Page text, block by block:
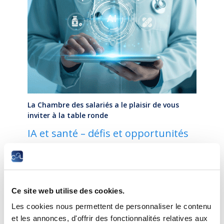
Ce site web utilise des cookies.
Les cookies nous permettent de personnaliser le contenu
et les annonces, d'offrir des fonctionnalités relatives aux
La Chambre des salariés a le plaisir de vous
inviter à la table ronde
IA et santé – défis et opportunités
Lieu :Chambre des salariés, 2-4 rue Pierre Hentges,
L’intelligence artificielle s’invite de plus en plus dans